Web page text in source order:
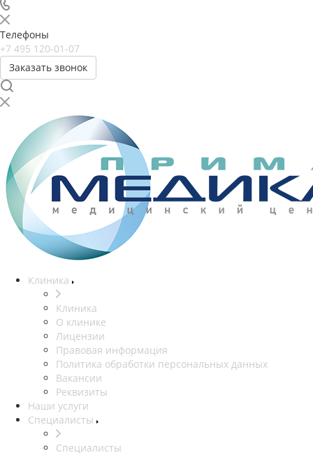
Телефоны
+7 495 120-01-07
Заказать звонок
Клиника
Клиника
О клинике
Лицензии
Правовая информация
Политика обработки персональных данных
Вакансии
Реквизиты
Наши услуги
Специалисты
Специалисты